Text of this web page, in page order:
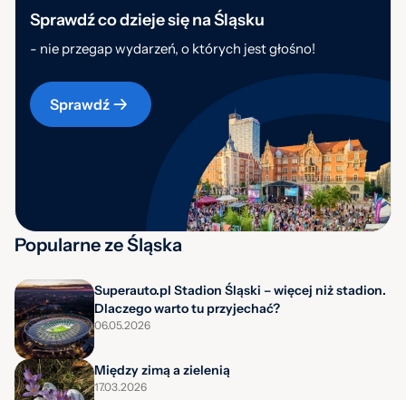
Sprawdź co dzieje się na Śląsku
- nie przegap wydarzeń, o których jest głośno!
Sprawdź
Popularne ze Śląska
Superauto.pl Stadion Śląski – więcej niż stadion.
Dlaczego warto tu przyjechać?
06.05.2026
Między zimą a zielenią
17.03.2026